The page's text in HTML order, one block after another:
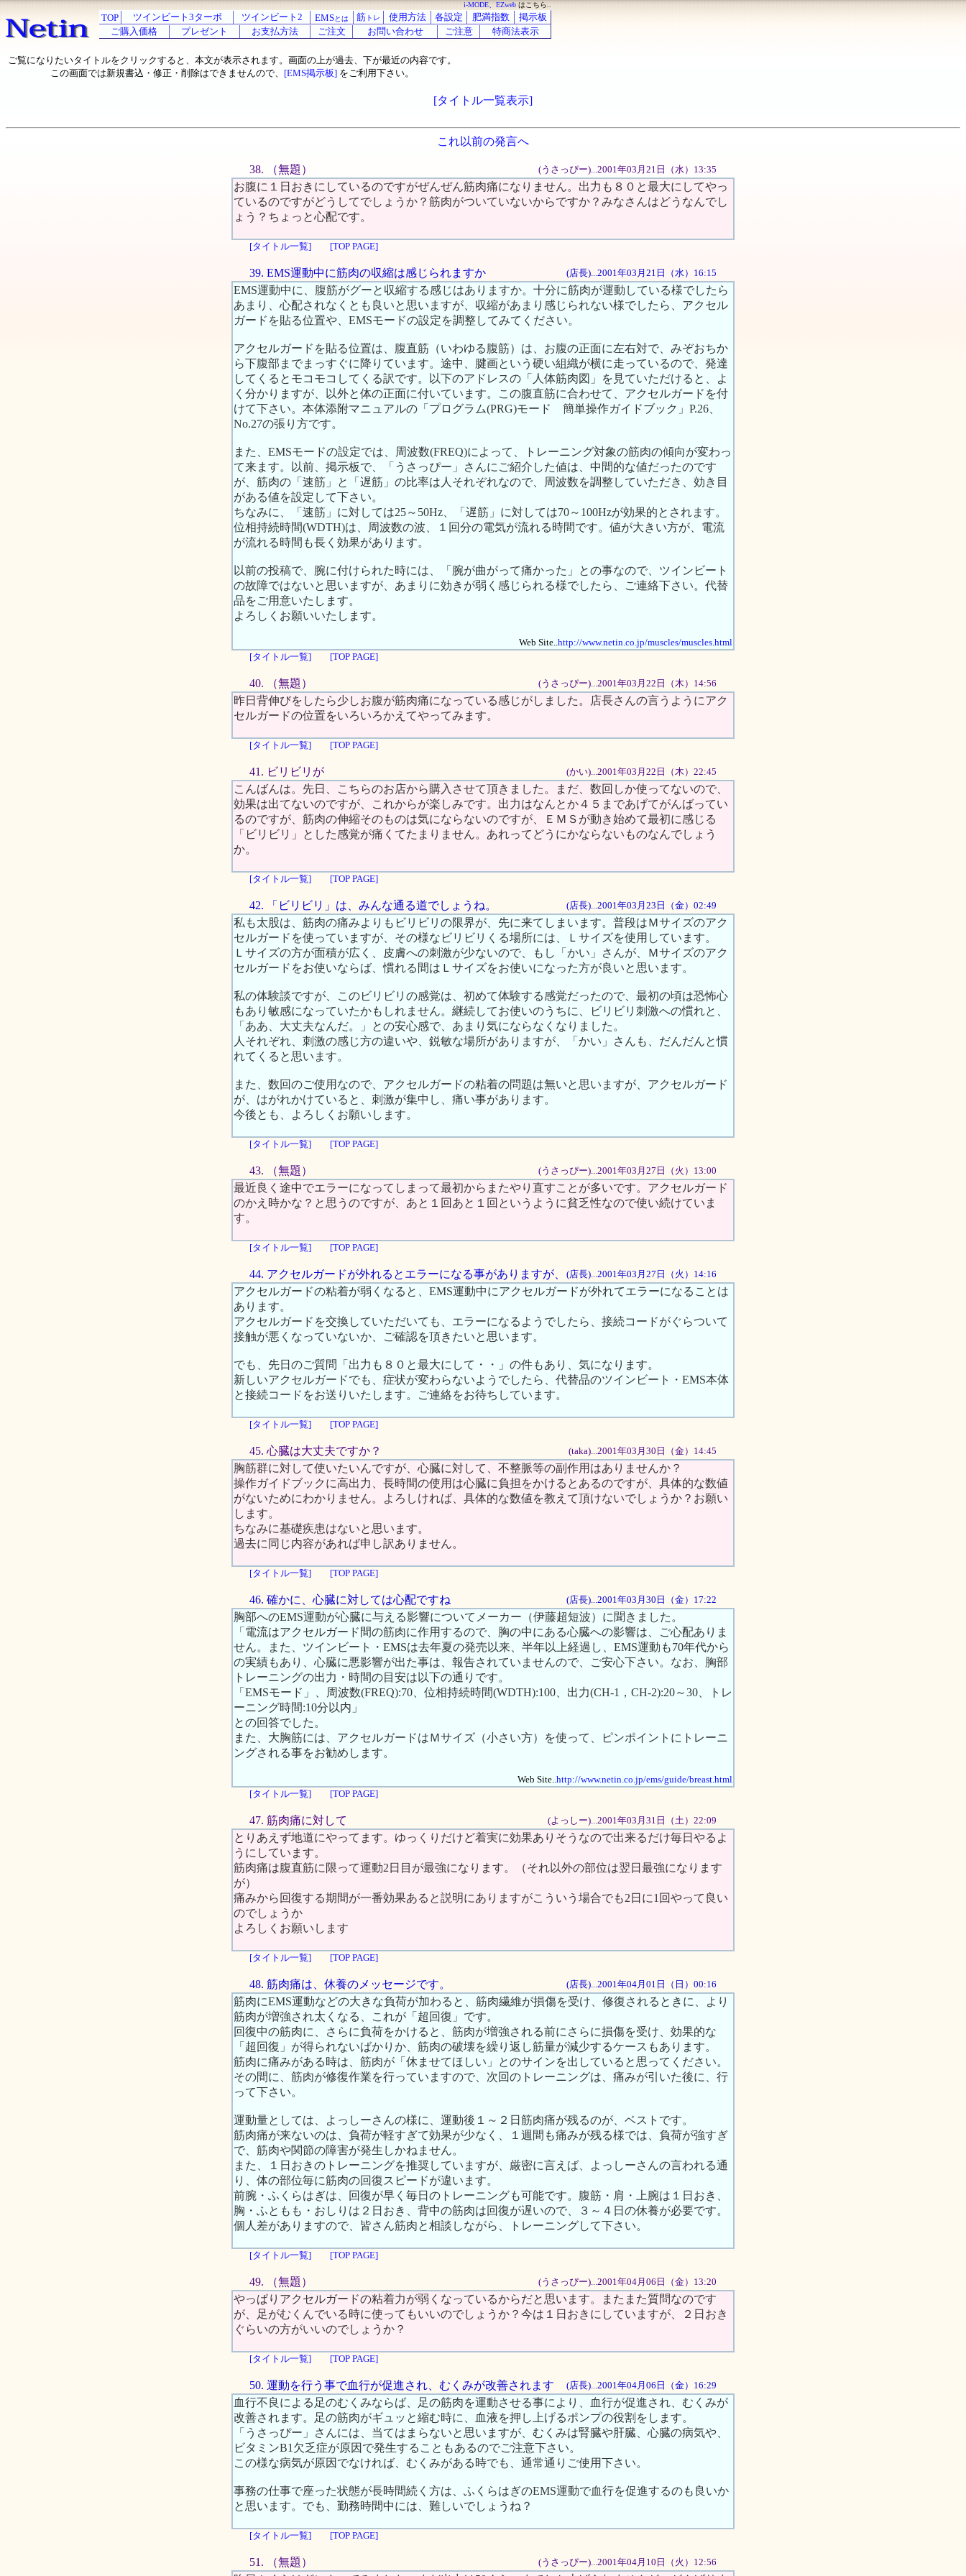
i-MODE、EZweb はこちら..
TOP ツインビート3ターボ ツインビート2 EMSとは 筋 トレ 使用方法 各設定 肥満指数
掲示板
ご購入価格
プレゼント お支払方法 ご注文 お問い合わせ ご注意 特商法表示
ご覧になりたいタイトルをクリックすると、本文が表示されます。画面の上が過去、下が最近の内容です。
この画面では新規書込・修正・削除はできませんので、 [EMS掲示板] をご利用下さい。
[タイトル一覧表示]
これ以前の発言へ
38. （無題） (うさっぴー)...2001年03月21日（水）13:35
お腹に１日おきにしているのですがぜんぜん筋肉痛になりません。出力も８０と最大にしてやっ
ているのですがどうしてでしょうか？筋肉がついていないからですか？みなさんはどうなんでし
ょう？ちょっと心配です。
[タイトル一覧] [TOP PAGE]
39. EMS運動中に筋肉の収縮は感じられますか (店長)...2001年03月21日（水）16:15
EMS運動中に、腹筋がグーと収縮する感じはありますか。十分に筋肉が運動している様でしたら
あまり、心配されなくとも良いと思いますが、収縮があまり感じられない様でしたら、アクセル
ガードを貼る位置や、EMSモードの設定を調整してみてください。
アクセルガードを貼る位置は、腹直筋（いわゆる腹筋）は、お腹の正面に左右対で、みぞおちか
ら下腹部までまっすぐに降りています。途中、腱画という硬い組織が横に走っているので、発達
してくるとモコモコしてくる訳です。以下のアドレスの「人体筋肉図」を見ていただけると、よ
く分かりますが、以外と体の正面に付いています。この腹直筋に合わせて、アクセルガードを付
けて下さい。本体添附マニュアルの「プログラム(PRG)モード 簡単操作ガイドブック」P.26、
No.27の張り方です。
また、EMSモードの設定では、周波数(FREQ)によって、トレーニング対象の筋肉の傾向が変わっ
て来ます。以前、掲示板で、「うさっぴー」さんにご紹介した値は、中間的な値だったのです
が、筋肉の「速筋」と「遅筋」の比率は人それぞれなので、周波数を調整していただき、効き目
がある値を設定して下さい。
ちなみに、「速筋」に対しては25～50Hz、「遅筋」に対しては70～100Hzが効果的とされます。
位相持続時間(WDTH)は、周波数の波、１回分の電気が流れる時間です。値が大きい方が、電流
が流れる時間も長く効果があります。
以前の投稿で、腕に付けられた時には、「腕が曲がって痛かった」との事なので、ツインビート
の故障ではないと思いますが、あまりに効きが弱く感じられる様でしたら、ご連絡下さい。代替
品をご用意いたします。
よろしくお願いいたします。
Web Site..http://www.netin.co.jp/muscles/muscles.html
[タイトル一覧]
[TOP PAGE]
40. （無題） (うさっぴー)...2001年03月22日（木）14:56
昨日背伸びをしたら少しお腹が筋肉痛になっている感じがしました。店長さんの言うようにアク
セルガードの位置をいろいろかえてやってみます。
[タイトル一覧] [TOP PAGE]
41. ビリビリが (かい)...2001年03月22日（木）22:45
こんばんは。先日、こちらのお店から購入させて頂きました。まだ、数回しか使ってないので、
効果は出てないのですが、これからが楽しみです。出力はなんとか４５まであげてがんばってい
るのですが、筋肉の伸縮そのものは気にならないのですが、ＥＭＳが動き始めて最初に感じる
「ビリビリ」とした感覚が痛くてたまりません。あれってどうにかならないものなんでしょう
か。
[タイトル一覧] [TOP PAGE]
42. 「ビリビリ」は、みんな通る道でしょうね。 (店長)...2001年03月23日（金）02:49
私も太股は、筋肉の痛みよりもビリビリの限界が、先に来てしまいます。普段はＭサイズのアク
セルガードを使っていますが、その様なビリビリくる場所には、Ｌサイズを使用しています。
Ｌサイズの方が面積が広く、皮膚への刺激が少ないので、もし「かい」さんが、Ｍサイズのアク
セルガードをお使いならば、慣れる間はＬサイズをお使いになった方が良いと思います。
私の体験談ですが、このビリビリの感覚は、初めて体験する感覚だったので、最初の頃は恐怖心
もあり敏感になっていたかもしれません。継続してお使いのうちに、ビリビリ刺激への慣れと、
「ああ、大丈夫なんだ。」との安心感で、あまり気にならなくなりました。
人それぞれ、刺激の感じ方の違いや、鋭敏な場所がありますが、「かい」さんも、だんだんと慣
れてくると思います。
また、数回のご使用なので、アクセルガードの粘着の問題は無いと思いますが、アクセルガード
が、はがれかけていると、刺激が集中し、痛い事があります。
今後とも、よろしくお願いします。
[タイトル一覧] [TOP PAGE]
43. （無題） (うさっぴー)...2001年03月27日（火）13:00
最近良く途中でエラーになってしまって最初からまたやり直すことが多いです。アクセルガード
のかえ時かな？と思うのですが、あと１回あと１回というように貧乏性なので使い続けていま
す。
[タイトル一覧] [TOP PAGE]
44. アクセルガードが外れるとエラーになる事がありますが、 (店長)...2001年03月27日（火）14:16
アクセルガードの粘着が弱くなると、EMS運動中にアクセルガードが外れてエラーになることは
あります。
アクセルガードを交換していただいても、エラーになるようでしたら、接続コードがぐらついて
接触が悪くなっていないか、ご確認を頂きたいと思います。
でも、先日のご質問「出力も８０と最大にして・・」の件もあり、気になります。
新しいアクセルガードでも、症状が変わらないようでしたら、代替品のツインビート・EMS本体
と接続コードをお送りいたします。ご連絡をお待ちしています。
[タイトル一覧] [TOP PAGE]
45. 心臓は大丈夫ですか？ (taka)...2001年03月30日（金）14:45
胸筋群に対して使いたいんですが、心臓に対して、不整脈等の副作用はありませんか？
操作ガイドブックに高出力、長時間の使用は心臓に負担をかけるとあるのですが、具体的な数値
がないためにわかりません。よろしければ、具体的な数値を教えて頂けないでしょうか？お願い
します。
ちなみに基礎疾患はないと思います。
過去に同じ内容があれば申し訳ありません。
[タイトル一覧] [TOP PAGE]
46. 確かに、心臓に対しては心配ですね (店長)...2001年03月30日（金）17:22
胸部へのEMS運動が心臓に与える影響についてメーカー（伊藤超短波）に聞きました。
「電流はアクセルガード間の筋肉に作用するので、胸の中にある心臓への影響は、ご心配ありま
せん。また、ツインビート・EMSは去年夏の発売以来、半年以上経過し、EMS運動も70年代から
の実績もあり、心臓に悪影響が出た事は、報告されていませんので、ご安心下さい。なお、胸部
トレーニングの出力・時間の目安は以下の通りです。
「EMSモード」、周波数(FREQ):70、位相持続時間(WDTH):100、出力(CH-1，CH-2):20～30、トレ
ーニング時間:10分以内」
との回答でした。
また、大胸筋には、アクセルガードはＭサイズ（小さい方）を使って、ピンポイントにトレーニ
ングされる事をお勧めします。
Web Site..http://www.netin.co.jp/ems/guide/breast.html
[タイトル一覧]
[TOP PAGE]
47. 筋肉痛に対して (よっしー)...2001年03月31日（土）22:09
とりあえず地道にやってます。ゆっくりだけど着実に効果ありそうなので出来るだけ毎日やるよ
うにしています。
筋肉痛は腹直筋に限って運動2日目が最強になります。（それ以外の部位は翌日最強になります
が）
痛みから回復する期間が一番効果あると説明にありますがこういう場合でも2日に1回やって良い
のでしょうか
よろしくお願いします
[タイトル一覧] [TOP PAGE]
48. 筋肉痛は、休養のメッセージです。 (店長)...2001年04月01日（日）00:16
筋肉にEMS運動などの大きな負荷が加わると、筋肉繊維が損傷を受け、修復されるときに、より
筋肉が増強され太くなる、これが「超回復」です。
回復中の筋肉に、さらに負荷をかけると、筋肉が増強される前にさらに損傷を受け、効果的な
「超回復」が得られないばかりか、筋肉の破壊を繰り返し筋量が減少するケースもあります。
筋肉に痛みがある時は、筋肉が「休ませてほしい」とのサインを出していると思ってください。
その間に、筋肉が修復作業を行っていますので、次回のトレーニングは、痛みが引いた後に、行
って下さい。
運動量としては、よっしーさんの様に、運動後１～２日筋肉痛が残るのが、ベストです。
筋肉痛が来ないのは、負荷が軽すぎて効果が少なく、１週間も痛みが残る様では、負荷が強すぎ
で、筋肉や関節の障害が発生しかねません。
また、１日おきのトレーニングを推奨していますが、厳密に言えば、よっしーさんの言われる通
り、体の部位毎に筋肉の回復スピードが違います。
前腕・ふくらはぎは、回復が早く毎日のトレーニングも可能です。腹筋・肩・上腕は１日おき、
胸・ふともも・おしりは２日おき、背中の筋肉は回復が遅いので、３～４日の休養が必要です。
個人差がありますので、皆さん筋肉と相談しながら、トレーニングして下さい。
[タイトル一覧] [TOP PAGE]
49. （無題） (うさっぴー)...2001年04月06日（金）13:20
やっぱりアクセルガードの粘着力が弱くなっているからだと思います。またまた質問なのです
が、足がむくんでいる時に使ってもいいのでしょうか？今は１日おきにしていますが、２日おき
ぐらいの方がいいのでしょうか？
[タイトル一覧] [TOP PAGE]
50. 運動を行う事で血行が促進され、むくみが改善されます (店長)...2001年04月06日（金）16:29
血行不良による足のむくみならば、足の筋肉を運動させる事により、血行が促進され、むくみが
改善されます。足の筋肉がギュッと縮む時に、血液を押し上げるポンプの役割をします。
「うさっぴー」さんには、当てはまらないと思いますが、むくみは腎臓や肝臓、心臓の病気や、
ビタミンB1欠乏症が原因で発生することもあるのでご注意下さい。
この様な病気が原因でなければ、むくみがある時でも、通常通りご使用下さい。
事務の仕事で座った状態が長時間続く方は、ふくらはぎのEMS運動で血行を促進するのも良いか
と思います。でも、勤務時間中には、難しいでしょうね？
[タイトル一覧] [TOP PAGE]
51. （無題） (うさっぴー)...2001年04月10日（火）12:56